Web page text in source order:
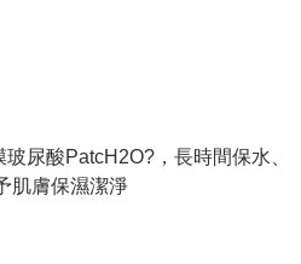
尿酸PatcH2O?，長時間保水、
肌膚保濕潔淨